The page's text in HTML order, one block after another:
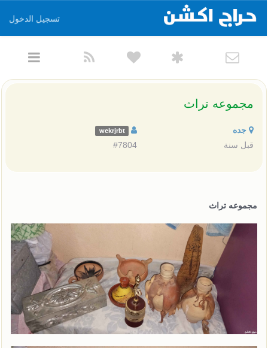
تسجيل الدخول
مجموعه تراث
جده wekrjrbt
قبل سنة #7804
مجموعه تراث